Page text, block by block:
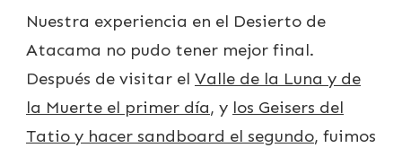
3
Nuestra experiencia en el Desierto de
Atacama no pudo tener mejor final.
Después de visitar el Valle de la Luna y de
la Muerte el primer día, y los Geisers del
Tatio y hacer sandboard el segundo, fuimos